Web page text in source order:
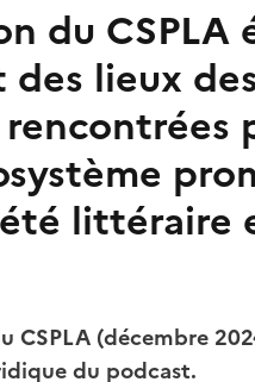
du CSPLA
lieux
littéraire
(décembre
du podcast.